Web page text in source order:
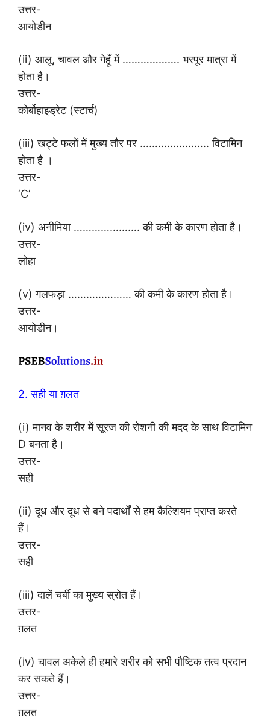
उत्तर-
आयोडीन
(ii) आलू, चावल और गेहूँ में ………………. भरपूर मात्रा में
होता है।
उत्तर-
कोर्बोहाइड्रेट (स्टार्च)
(iii) खट्टे फलों में मुख्य तौर पर ………………….. विटामिन
होता है ।
उत्तर-
‘C’
(iv) अनीमिया …………………. की कमी के कारण होता है।
उत्तर-
लोहा
(v) गलफड़ा ………………… की कमी के कारण होता है।
उत्तर-
आयोडीन।
2. सही या ग़लत
(i) मानव के शरीर में सूरज की रोशनी की मदद के साथ विटामिन
D बनता है।
उत्तर-
सही
(ii) दूध और दूध से बने पदार्थों से हम कैल्शियम प्राप्त करते
हैं।
उत्तर-
सही
(iii) दालें चर्बी का मुख्य स्रोत हैं।
उत्तर-
ग़लत
(iv) चावल अकेले ही हमारे शरीर को सभी पौष्टिक तत्व प्रदान
कर सकते हैं।
उत्तर-
ग़लत